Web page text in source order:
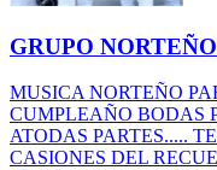
GRUPO
MUSICA NORTEÑO
CUMPLEAÑO BODAS
ATODAS PARTES.....
CASIONES DEL